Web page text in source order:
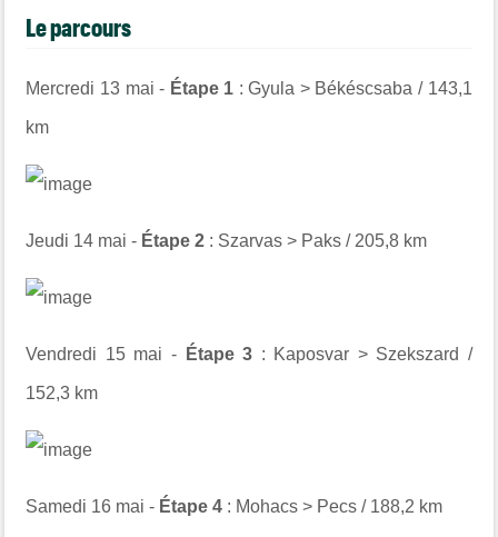
Le parcours
Mercredi 13 mai - Étape 1 : Gyula > Békéscsaba / 143,1
km
Jeudi 14 mai - Étape 2 : Szarvas > Paks / 205,8 km
Vendredi 15 mai - Étape 3 : Kaposvar > Szekszard /
152,3 km
Samedi 16 mai - Étape 4 : Mohacs > Pecs / 188,2 km